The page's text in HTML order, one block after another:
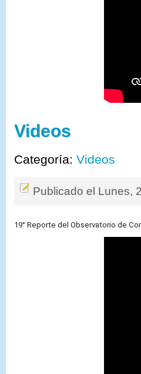
Videos
Categoría:Videos
Publicado el Lunes,
19° Reporte del Observatorio de